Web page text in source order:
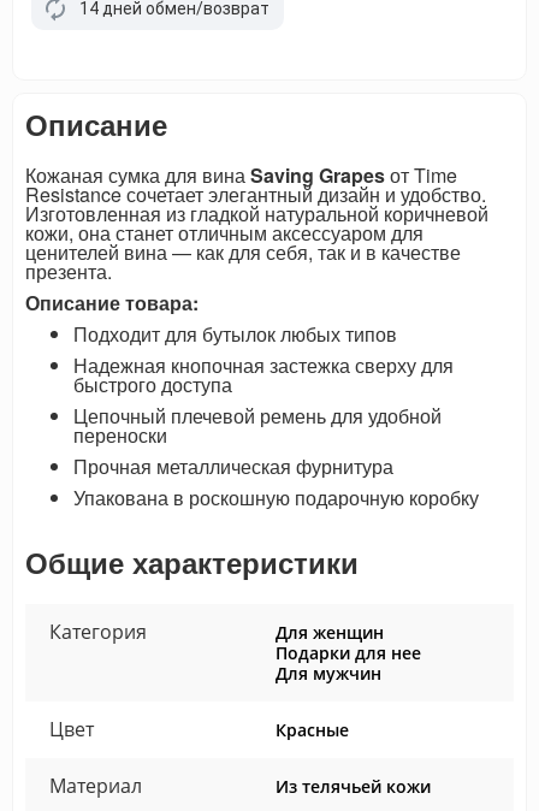
14 дней обмен/возврат
Описание
Кожаная сумка для винаSaving Grapesот Time
Resistance сочетает элегантный дизайн и удобство.
Изготовленная из гладкой натуральной коричневой
кожи, она станет отличным аксессуаром для
ценителей вина — как для себя, так и в качестве
презента.
Описание товара:
Подходит для бутылок любых типов
Надежная кнопочная застежка сверху для
быстрого доступа
Цепочный плечевой ремень для удобной
переноски
Прочная металлическая фурнитура
Упакована в роскошную подарочную коробку
Общие характеристики
Категория
Для женщин
Подарки для нее
Для мужчин
Цвет Красные
Материал Из телячьей кожи